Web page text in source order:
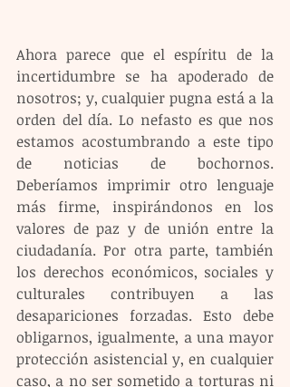
Ahora parece que el espíritu de la
incertidumbre se ha apoderado de
nosotros; y, cualquier pugna está a la
orden del día. Lo nefasto es que nos
estamos acostumbrando a este tipo
de noticias de bochornos.
Deberíamos imprimir otro lenguaje
más firme, inspirándonos en los
valores de paz y de unión entre la
ciudadanía. Por otra parte, también
los derechos económicos, sociales y
culturales contribuyen a las
desapariciones forzadas. Esto debe
obligarnos, igualmente, a una mayor
protección asistencial y, en cualquier
caso, a no ser sometido a torturas ni